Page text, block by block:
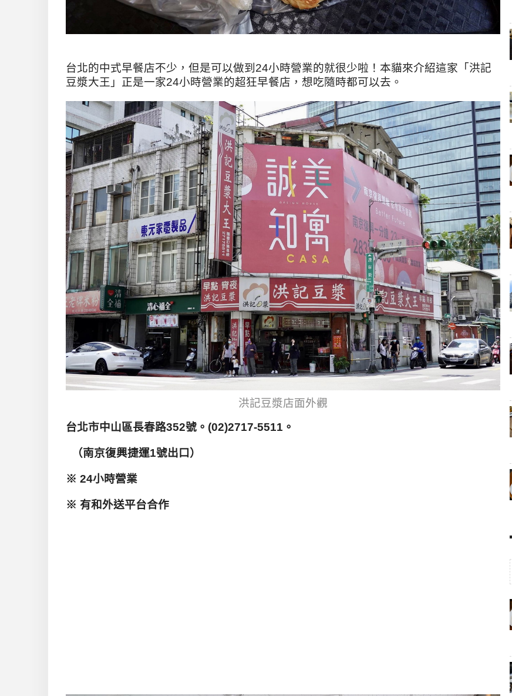
台北的中式早餐店不少，但是可以做到24小時營業的就很少啦！本貓來介紹這家「洪記
豆漿大王」正是一家24小時營業的超狂早餐店，想吃隨時都可以去 。
洪記豆漿店面外觀
台北市中山區長春路352號。(02)2717-5511。
（南京復興捷運1號出口）
※ 24小時營業
※ 有和外送平台合作